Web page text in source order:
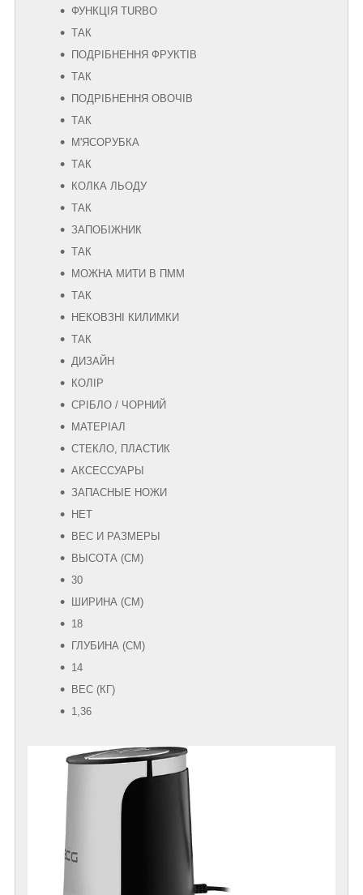
ФУНКЦІЯ TURBO
ТАК
ПОДРІБНЕННЯ ФРУКТІВ
ТАК
ПОДРІБНЕННЯ ОВОЧІВ
ТАК
М'ЯСОРУБКА
ТАК
КОЛКА ЛЬОДУ
ТАК
ЗАПОБІЖНИК
ТАК
МОЖНА МИТИ В ПММ
ТАК
НЕКОВЗНІ КИЛИМКИ
ТАК
ДИЗАЙН
КОЛІР
СРІБЛО / ЧОРНИЙ
МАТЕРІАЛ
СТЕКЛО, ПЛАСТИК
АКСЕССУАРЫ
ЗАПАСНЫЕ НОЖИ
НЕТ
ВЕС И РАЗМЕРЫ
ВЫСОТА (СМ)
30
ШИРИНА (СМ)
18
ГЛУБИНА (СМ)
14
ВЕС (КГ)
1,36